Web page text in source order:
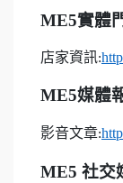
ME5實體
店家資訊:
ME5媒體
影音文章:
ME5 社交